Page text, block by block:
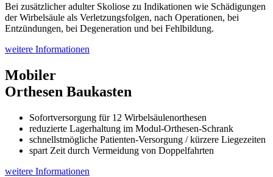
Bei zusätzlicher adulter Skoliose zu Indikationen wie Schädigungen
der Wirbelsäule als Verletzungsfolgen, nach Operationen, bei
Entzündungen, bei Degeneration und bei Fehlbildung.
weitere Informationen
Mobiler
Orthesen Baukasten
Sofortversorgung für 12 Wirbelsäulenorthesen
reduzierte Lagerhaltung im Modul-Orthesen-Schrank
schnellstmögliche Patienten-Versorgung / kürzere Liegezeiten
spart Zeit durch Vermeidung von Doppelfahrten
weitere Informationen